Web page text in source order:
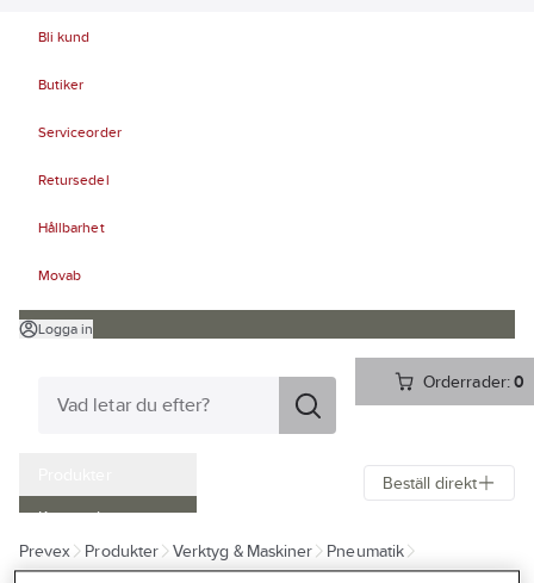
Bli kund
Butiker
Serviceorder
Retursedel
Hållbarhet
Movab
Logga in
Orderrader:0
Kampanjer
Outlet
Beställ direkt
Prevex Produkter Verktyg & Maskiner
Pneumatik